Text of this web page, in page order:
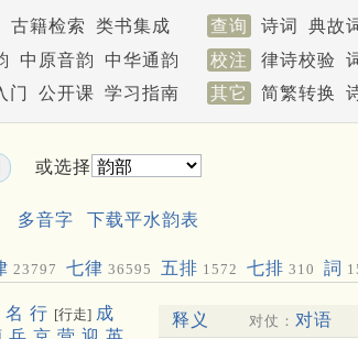
古籍检索 类书集成 查询 诗词 典故
中原音韵 中华通韵 校注 律诗校验
门 公开课 学习指南 其它 简繁转换
或选择
多音字 下载平水韵表
23797 七律 36595 五排 1572 七排 310 詞
名 行 [行走] 成
释义 对仗： 对语